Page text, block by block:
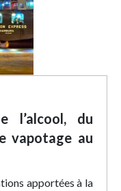
l’alcool, du
vapotage au
apportées à la